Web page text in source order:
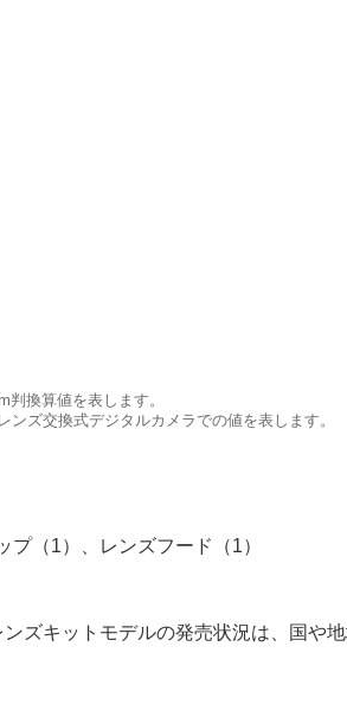
換算値を表します。
ズ交換式デジタルカメラでの値を表します。
（1）、レンズフード（1）
ズキットモデルの発売状況は、国や